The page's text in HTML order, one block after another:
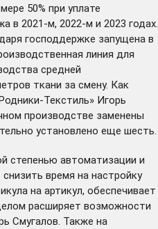
50% при уплате
в 2021-м, 2022-м и 2023 годах.
господдержке запущена в
линия для
средней
ткани за смену. Как
Текстиль» Игорь
производстве заменены
установлено еще шесть.
степенью автоматизации и
время на настройку
на артикул, обеспечивает
расширяет возможности
Смугалов. Также на